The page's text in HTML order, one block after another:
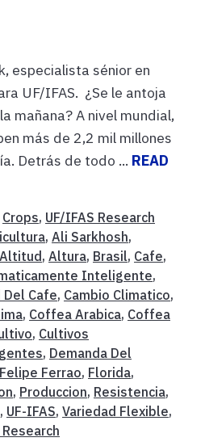
especialista sénior en
UF/IFAS. ¿Se le antoja
mañana? A nivel mundial,
más de 2,2 mil millones
Detrás de todo ... READ
Crops, UF/IFAS Research
, Ali Sarkhosh,
Altitud , Altura, Brasil, Cafe,
Inteligente,
Del Cafe, Cambio Climatico,
, Coffea Arabica, Coffea
, Cultivos
, Demanda Del
Felipe Ferrao, Florida,
, Produccion, Resistencia,
, UF-IFAS, Variedad Flexible,